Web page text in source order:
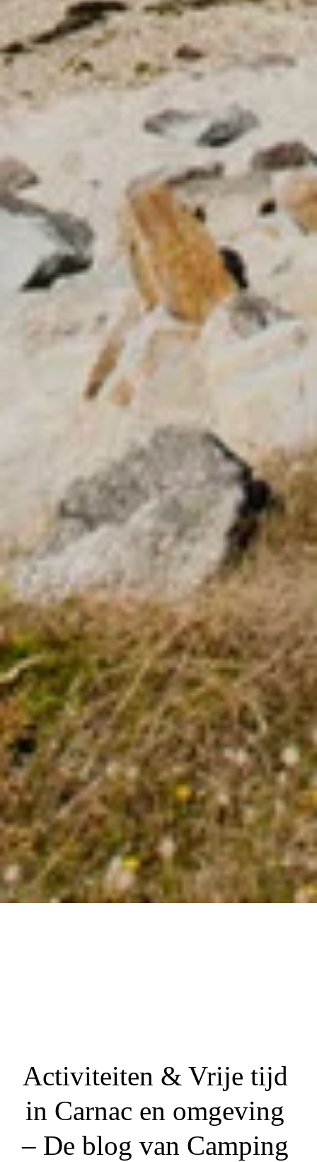
Activiteiten & Vrije tijd
in Carnac en omgeving
– De blog van Camping